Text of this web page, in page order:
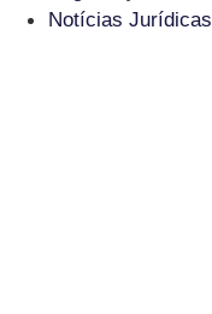
Notícias Jurídicas